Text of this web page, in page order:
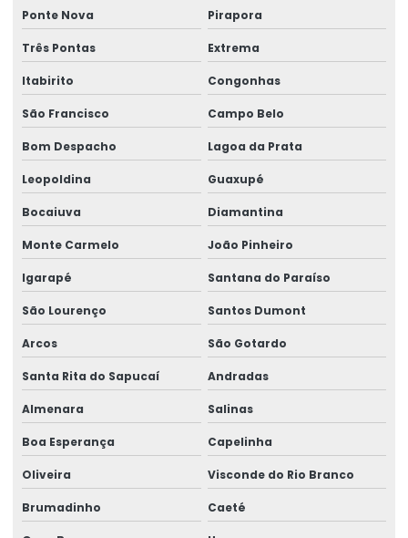
Impressora Zebra Etiqueta
Mini Impressora Termica
Onde Comprar Etiqueta Termica Para Impressão
Produção De Etiquetas Em Várias Gramaturas
Produção De Rótulos Adesivos Personalizados
Produção Em Cartelas De Etiquetas Adesivas
Ribbon
Ribbon 110x300 Cera Resina
Ribbon 110x300 Com Alta Tecnologia
Ribbon 110x450 De Alta Performance
Ribbon 110x450 Para Impressoras Térmicas
Ribbon 110x74 Alta Resistência
Ribbon 110x74 Para Impressão
Ponte Nova Pirapora
Três Pontas Extrema
Itabirito Congonhas
São Francisco Campo Belo
Bom Despacho Lagoa da Prata
Leopoldina Guaxupé
Bocaiuva Diamantina
Monte Carmelo João Pinheiro
Igarapé Santana do Paraíso
São Lourenço Santos Dumont
Arcos São Gotardo
Santa Rita do Sapucaí Andradas
Almenara Salinas
Boa Esperança Capelinha
Oliveira Visconde do Rio Branco
Brumadinho Caeté